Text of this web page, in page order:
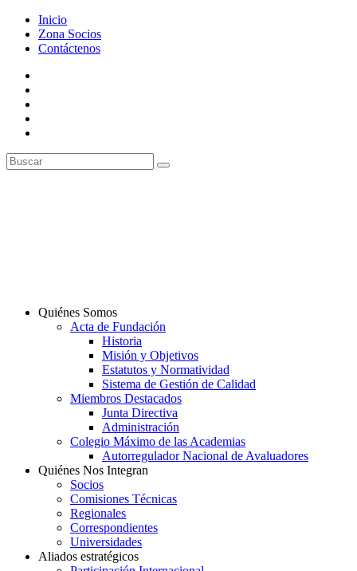
Inicio
Zona Socios
Contáctenos
Quiénes Somos
Acta de Fundación
Historia
Misión y Objetivos
Estatutos y Normatividad
Sistema de Gestión de Calidad
Miembros Destacados
Junta Directiva
Administración
Colegio Máximo de las Academias
Autorregulador Nacional de Avaluadores
Quiénes Nos Integran
Socios
Comisiones Técnicas
Regionales
Correspondientes
Universidades
Aliados estratégicos